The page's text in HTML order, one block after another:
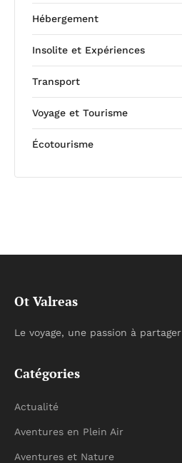
Hébergement
Insolite et Expériences
Transport
Voyage et Tourisme
Écotourisme
Ot Valreas
Le voyage, une passion à partager
Catégories
Actualité
Aventures en Plein Air
Aventures et Nature